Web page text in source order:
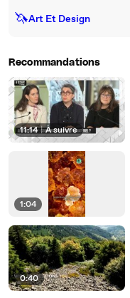
🦄Art Et Design
Recommandations
11:14 | À suivre
1:04
0:40